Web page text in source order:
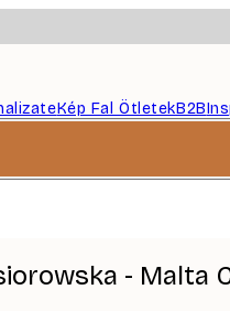
Kép Fal ÖtletekB2B
- Malta